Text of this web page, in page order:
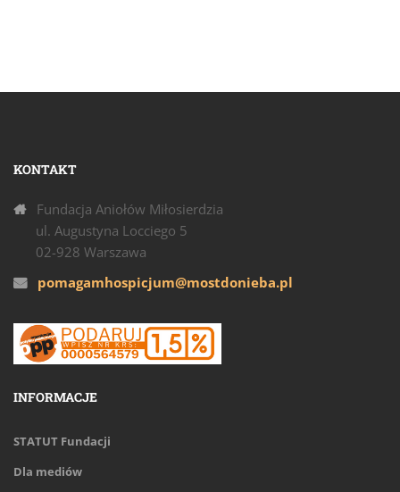
KONTAKT
Fundacja Aniołów Miłosierdzia
ul. Augustyna Locciego 5
02-928 Warszawa
pomagamhospicjum@mostdonieba.pl
INFORMACJE
STATUT Fundacji
Dla mediów